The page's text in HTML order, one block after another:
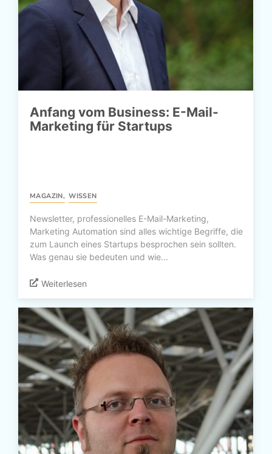
Anfang vom Business: E-Mail-
Marketing für Startups
MAGAZIN, WISSEN
Newsletter, professionelles E-Mail-Marketing,
Marketing Automation sind alles wichtige Begriffe, die
zum Launch eines Startups besprochen sein sollten.
Was genau sie bedeuten und wie...
Weiterlesen